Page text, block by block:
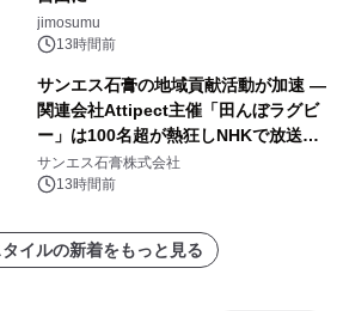
jimosumu
13時間前
サンエス石膏の地域貢献活動が加速 ―
関連会社Attipect主催「田んぼラグビ
ー」は100名超が熱狂しNHKで放送さ
れました。
サンエス石膏株式会社
13時間前
イルの新着をもっと見る